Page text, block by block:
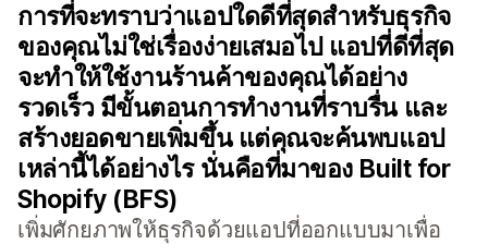
การที่จะทราบว่าแอปใดดีที่สุดสำหรับธุรกิจ
ของคุณไม่ใช่เรื่องง่ายเสมอไป แอปที่ดีที่สุด
จะทำให้ใช้งานร้านค้าของคุณได้อย่าง
รวดเร็ว มีขั้นตอนการทำงานที่ราบรื่น และ
สร้างยอดขายเพิ่มขึ้น แต่คุณจะค้นพบแอป
เหล่านี้ได้อย่างไร นั่นคือที่มาของ Built for
Shopify (BFS)
เพิ่มศักยภาพให้ธุรกิจด้วยแอปที่ออกแบบมาเพื่อ